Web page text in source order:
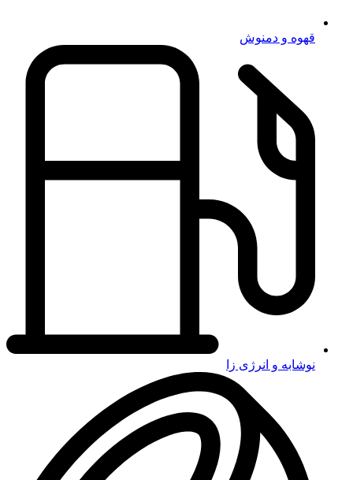
قهوه و دمنوش
نوشابه و انرژی زا